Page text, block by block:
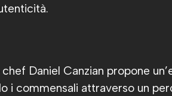
Daniel Canzian propone
i commensali attraverso un